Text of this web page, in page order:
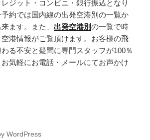
ジット・コンビニ・銀行振込となり
約では国内線の出発空港別の一覧か
ます。また、 出発空港別の一覧で時
港情報がご覧頂けます。お客様の飛
る不安と疑問に専門スタッフが100％
気軽にお電話・メールにてお声かけ
WordPress